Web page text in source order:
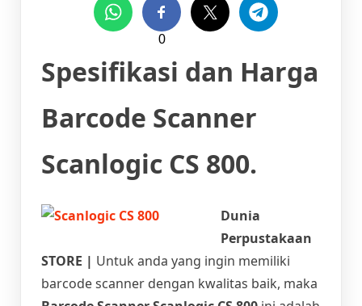
0
Spesifikasi dan Harga
Barcode Scanner
Scanlogic CS 800.
Dunia
Perpustakaan
STORE | Untuk anda yang ingin memiliki
barcode scanner dengan kwalitas baik, maka